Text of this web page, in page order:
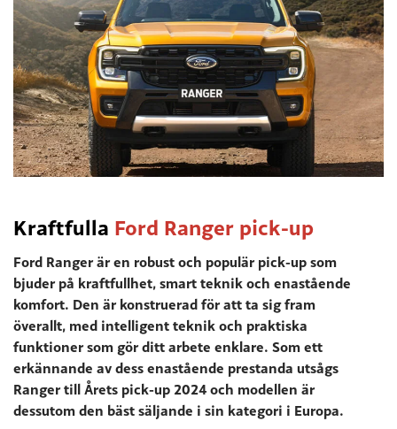
Kraftfulla Ford Ranger pick-up
Ford Ranger är en robust och populär pick-up som
bjuder på kraftfullhet, smart teknik och enastående
komfort. Den är konstruerad för att ta sig fram
överallt, med intelligent teknik och praktiska
funktioner som gör ditt arbete enklare. Som ett
erkännande av dess enastående prestanda utsågs
Ranger till Årets pick-up 2024 och modellen är
dessutom den bäst säljande i sin kategori i Europa.